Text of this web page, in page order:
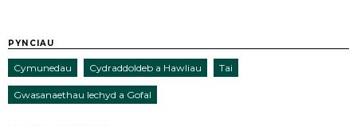
PYNCIAU
Cymunedau Cydraddoldeb a Hawliau Tai
Gwasanaethau Iechyd a Gofal